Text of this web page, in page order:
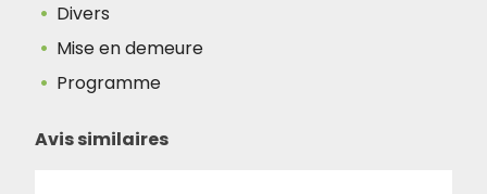
Divers
Mise en demeure
Programme
Avis similaires